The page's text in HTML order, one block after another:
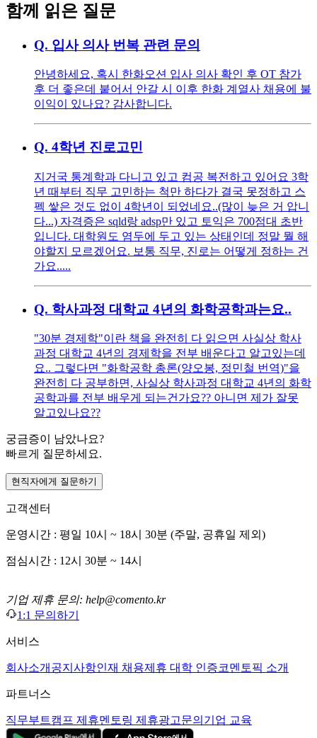
함께 읽은 질문
Q. 입사 의사 번복 관련 문의
안녕하세요, 혹시 한화오션 입사 의사 확인 후 OT 참가
후 더 좋은데 붙어서 안갈 시 이후 한화 계열사 채용에 불
이익이 있나요? 감사합니다.
Q. 4학년 진로고민
지거국 통계학과 다니고 있고 컴공 복전하고 있어요 3학
년 때부터 직무 고민하는 척만 하다가 결국 못정하고 스
펙 쌓은 것도 없이 4학년이 되었네요..(많이 늦은 거 압니
다...) 자격증은 sqld랑 adsp만 있고 토익은 700점대 초반
입니다. 대학원도 염두에 두고 있는 상태인데 정말 뭘 해
야할지 모르겠어요. 보통 직무, 진로는 어떻게 정하는 건
가요.....
Q. 학사과정 대학교 4년의 화학공학과는요..
"30분 경제학"이란 책을 완전히 다 읽으면 사실상 학사
과정 대학교 4년의 경제학을 전부 배운다고 알고있는데
요.. 그렇다면 "화학공학 총론(양오봉, 정민철 번역)"을
완전히 다 공부하면, 사실상 학사과정 대학교 4년의 화학
공학과를 전부 배우게 되는건가요?? 아니면 제가 잘못
알고있나요??
궁금증이 남았나요?
빠르게 질문하세요.
현직자에게 질문하기
고객센터
운영시간 : 평일 10시 ~ 18시 30분 (주말, 공휴일 제외)
점심시간 : 12시 30분 ~ 14시
기업 제휴 문의: help@comento.kr
1:1 문의하기
서비스
회사소개 공지사항인재 채용제휴 대학 인증코멘토픽 소개
파트너스
직무부트캠프 제휴멘토링 제휴광고문의 기업 교육